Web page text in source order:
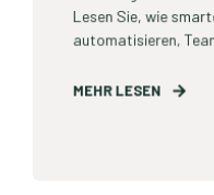
Lesen Sie, wie
automatisieren,
MEHR LESEN